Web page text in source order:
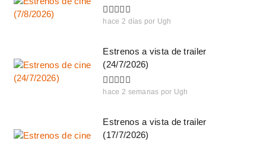
hace 2 días por Ugh
Estrenos a vista de trailer
(24/7/2026)
hace 2 semanas por Ugh
Estrenos a vista de trailer
(17/7/2026)